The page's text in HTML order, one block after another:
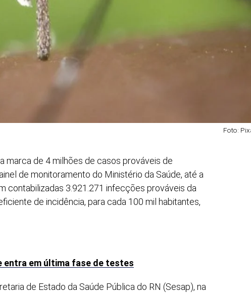
Foto:
marca de 4 milhões de casos prováveis de
de monitoramento do Ministério da Saúde, até a
contabilizadas 3.921.271 infecções prováveis da
de incidência, para cada 100 mil habitantes,
entra em última fase de testes
de Estado da Saúde Pública do RN (Sesap), na